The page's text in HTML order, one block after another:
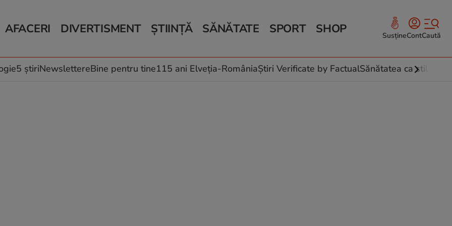
AFACERI
Auto
Locuri de muncă
DIVERTISMENT
Horoscop
Muzică și Filme
ȘTIINȚĂ
Schimbări climatice
SĂNĂTATE
Relații
Rețete culinare
SPORT SHOP SusțineContCaută
5 știriNewslettereBine pentru tine115 ani Elveția-RomâniaȘtiri Verificate by FactualSănătatea ca stil de